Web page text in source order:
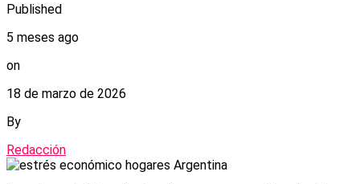
Published
5 meses ago
on
18 de marzo de 2026
By
Redacción